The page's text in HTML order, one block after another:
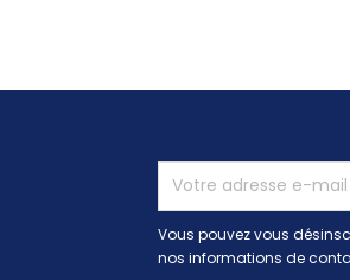
Vous pouvez vous
nos informations de